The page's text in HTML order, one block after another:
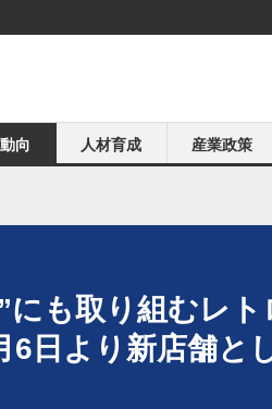
向 人材育成 産業政策
も取り組むレ
6日より新店舗と